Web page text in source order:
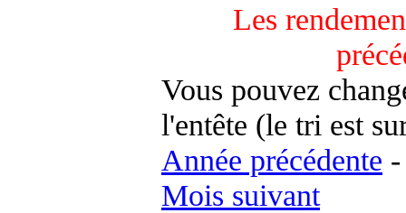
Les
Vous pouvez
l'entête (le tri est
Année précédente -
Mois suivant